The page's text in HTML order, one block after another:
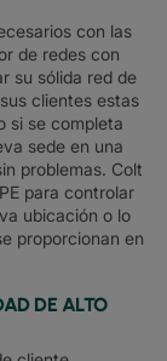
con las
de redes con
su sólida red de
clientes estas
si se completa
sede en una
problemas. Colt
para controlar
ubicación o lo
proporcionan en
DE ALTO